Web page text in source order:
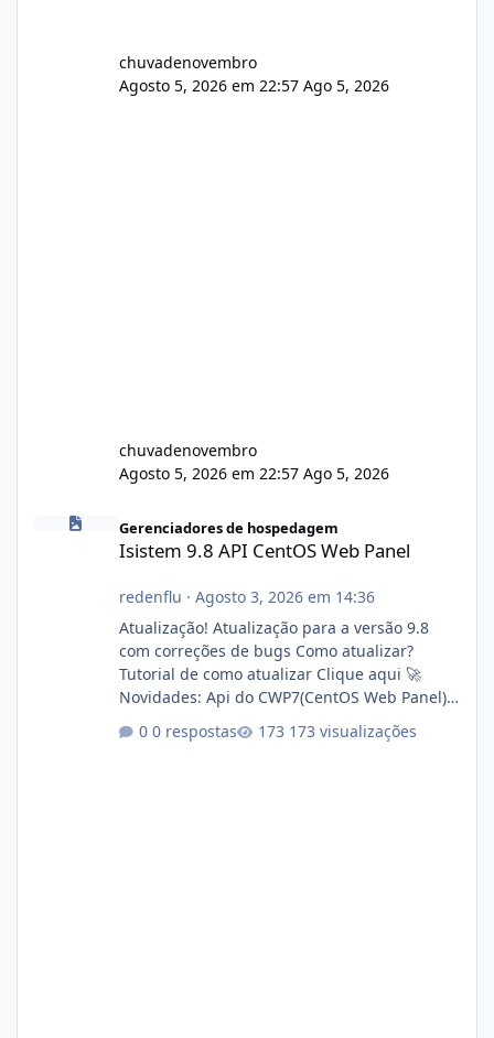
chuvadenovembro
Agosto 5, 2026 em 22:57 Ago 5, 2026
chuvadenovembro
Agosto 5, 2026 em 22:57 Ago 5, 2026
Isistem 9.8 API CentOS Web Panel
Gerenciadores de hospedagem
Isistem 9.8 API CentOS Web Panel
redenflu · Agosto 3, 2026 em 14:36
Atualização! Atualização para a versão 9.8
com correções de bugs Como atualizar?
Tutorial de como atualizar Clique aqui 🚀
Novidades: Api do CWP7(CentOS Web Panel)
Link publico para consulta de sub.dominio
autorizado a usasr o isistem:
0 respostas 173 visualizações